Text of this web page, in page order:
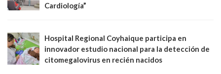
Cardiología”
Hospital Regional Coyhaique participa en
innovador estudio nacional para la detección de
citomegalovirus en recién nacidos